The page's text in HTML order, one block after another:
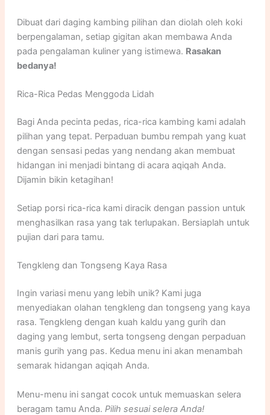
Dibuat dari daging kambing pilihan dan diolah oleh koki
berpengalaman, setiap gigitan akan membawa Anda
pada pengalaman kuliner yang istimewa. Rasakan
bedanya!
Rica-Rica Pedas Menggoda Lidah
Bagi Anda pecinta pedas, rica-rica kambing kami adalah
pilihan yang tepat. Perpaduan bumbu rempah yang kuat
dengan sensasi pedas yang nendang akan membuat
hidangan ini menjadi bintang di acara aqiqah Anda.
Dijamin bikin ketagihan!
Setiap porsi rica-rica kami diracik dengan passion untuk
menghasilkan rasa yang tak terlupakan. Bersiaplah untuk
pujian dari para tamu.
Tengkleng dan Tongseng Kaya Rasa
Ingin variasi menu yang lebih unik? Kami juga
menyediakan olahan tengkleng dan tongseng yang kaya
rasa. Tengkleng dengan kuah kaldu yang gurih dan
daging yang lembut, serta tongseng dengan perpaduan
manis gurih yang pas. Kedua menu ini akan menambah
semarak hidangan aqiqah Anda.
Menu-menu ini sangat cocok untuk memuaskan selera
beragam tamu Anda. Pilih sesuai selera Anda!